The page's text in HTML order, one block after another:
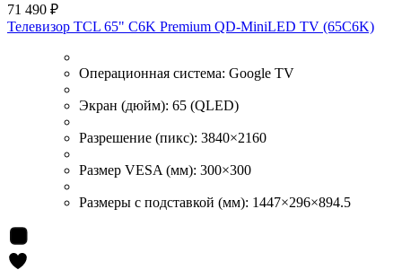
71 490 ₽
Телевизор TCL 65" C6K Premium QD-MiniLED TV (65C6K)
Операционная система: Google TV
Экран (дюйм): 65 (QLED)
Разрешение (пикс): 3840×2160
Размер VESA (мм): 300×300
Размеры с подставкой (мм): 1447×296×894.5